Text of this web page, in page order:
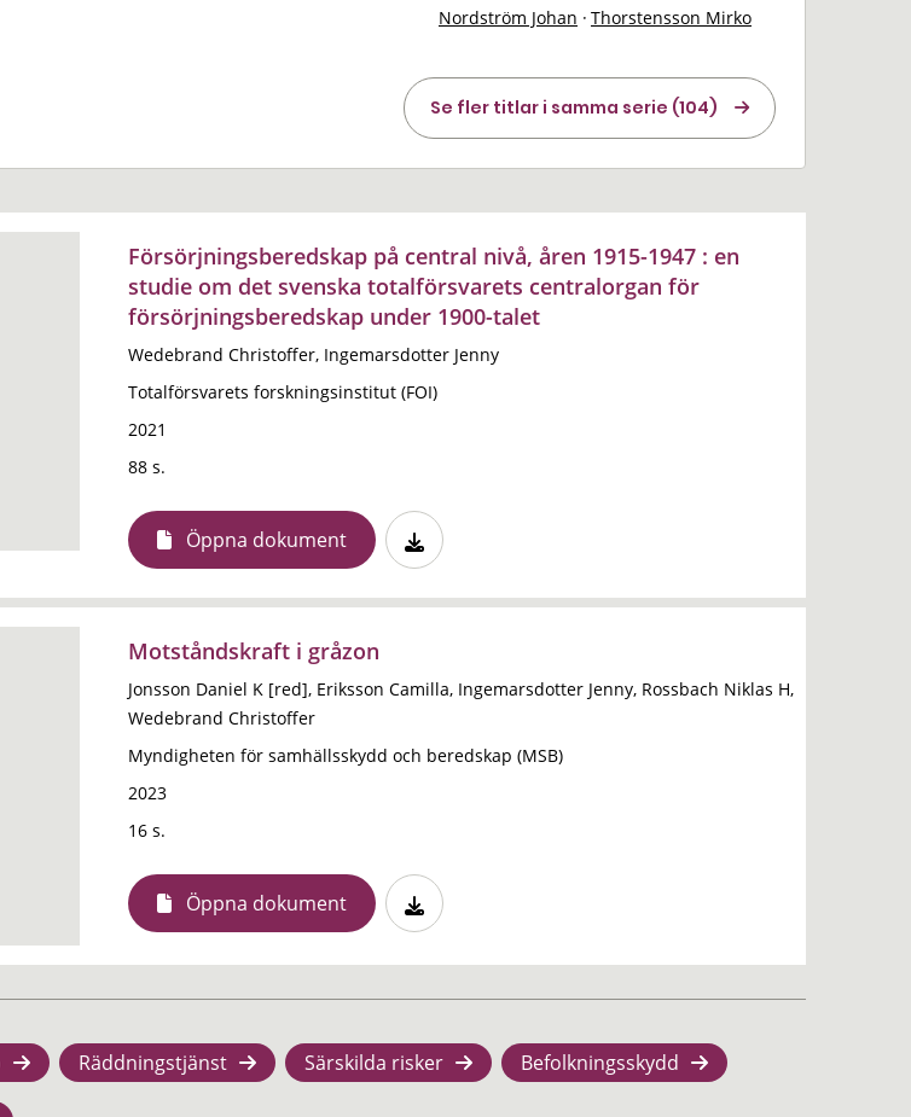
Nordström Johan · Thorstensson Mirko
Se fler titlar i samma serie (104)
Försörjningsberedskap på central nivå, åren 1915-1947 : en
studie om det svenska totalförsvarets centralorgan för
försörjningsberedskap under 1900-talet
Wedebrand Christoffer, Ingemarsdotter Jenny
Totalförsvarets forskningsinstitut (FOI)
2021
88 s.
Öppna dokument
Motståndskraft i gråzon
Jonsson Daniel K [red], Eriksson Camilla, Ingemarsdotter Jenny, Rossbach Niklas H,
Wedebrand Christoffer
Myndigheten för samhällsskydd och beredskap (MSB)
2023
16 s.
Öppna dokument
Räddningstjänst Särskilda risker Befolkningsskydd